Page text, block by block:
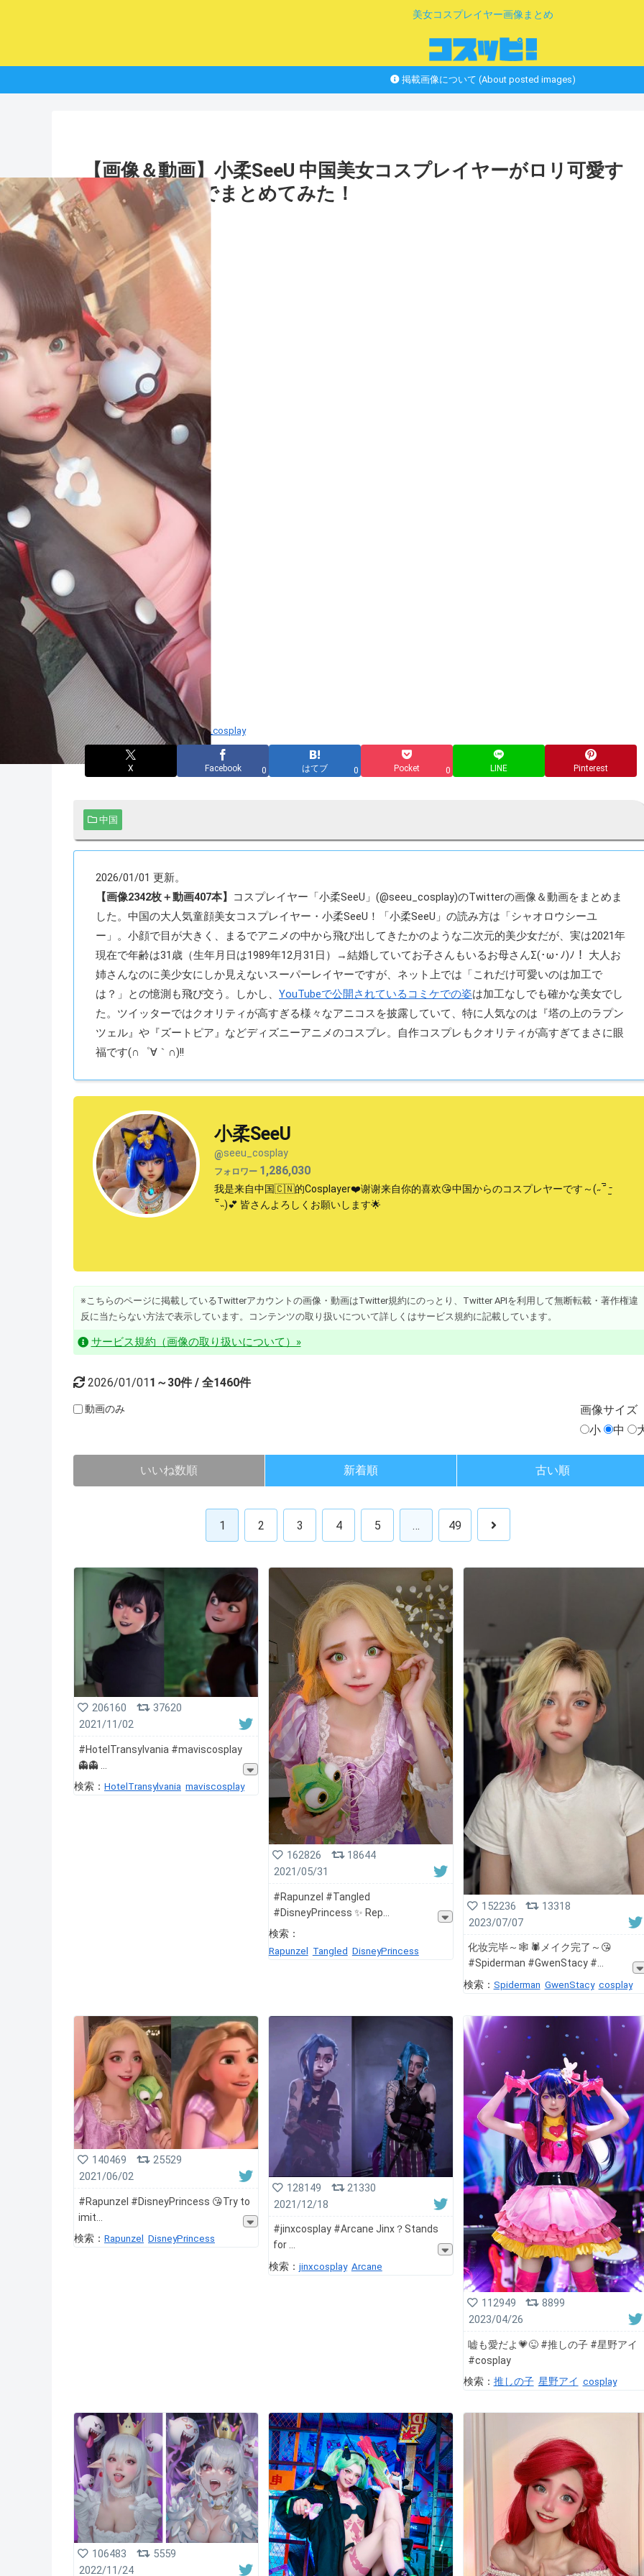
美女コスプレイヤー画像まとめ
掲載画像について (About posted images)
【画像＆動画】小柔SeeU 中国美女コスプレイヤーがロリ可愛す
ぎてヤバいのでまとめてみた！
サムネイル引用：Twitter@seeu_cosplay
X Facebook 0 はてブ 0 Pocket 0 LINE Pinterest
中国
2026/01/01 更新。
【画像2342枚＋動画407本】
コスプレイヤー「小柔SeeU」(@seeu_cosplay)のTwitterの画像＆動画をまとめま
した。中国の大人気童顔美女コスプレイヤー・小柔SeeU！「小柔SeeU」の読み方は「シャオロウシーユ
ー」。小顔で目が大きく、まるでアニメの中から飛び出してきたかのような二次元的美少女だが、実は2021年
現在で年齢は31歳（生年月日は1989年12月31日）→結婚していてお子さんもいるお母さんΣ(･ω･ﾉ)ﾉ！ 大人お
姉さんなのに美少女にしか見えないスーパーレイヤーですが、ネット上では「これだけ可愛いのは加工で
は？」との憶測も飛び交う。しかし、 YouTubeで公開されているコミケでの姿は加工なしでも確かな美女でし
た。ツイッターではクオリティが高すぎる様々なアニコスを披露していて、特に人気なのは『塔の上のラプン
ツェル』や『ズートピア』などディズニーアニメのコスプレ。自作コスプレもクオリティが高すぎてまさに眼
福です(∩゜∀｀∩)!!
小柔SeeU
@seeu_cosplay
フォロワー 1,286,030
我是来自中国🇨🇳的Cosplayer❤️谢谢来自你的喜欢😘中国からのコスプレヤーです～(˶‾᷄ ⁻̫
‾᷅˵)💕 皆さんよろしくお願いします🌟
※こちらのページに掲載しているTwitterアカウントの画像・動画はTwitter規約にのっとり、Twitter APIを利用して無断転載・著作権違
反に当たらない方法で表示しています。コンテンツの取り扱いについて詳しくはサービス規約に記載しています。
サービス規約（画像の取り扱いについて）»
2026/01/011～30件 / 全1460件
動画のみ 画像サイズ
小
中
いいね数順 新着順 古い順
1 2 3 4 5 … 49
206160
37620
2021/11/02
#HotelTransylvania #maviscosplay
👻👻
検索： HotelTransylvania maviscosplay
162826
18644
2021/05/31
#Rapunzel #Tangled
#DisneyPrincess ✨ Rep
検索：
Rapunzel Tangled DisneyPrincess
152236
13318
2023/07/07
化妆完毕～🕸️ 🕷️メイク完了～😘
#Spiderman #GwenStacy #
検索： Spiderman GwenStacy cosplay
140469
25529
2021/06/02
#Rapunzel #DisneyPrincess 😘Try to
imit
検索： Rapunzel DisneyPrincess
128149
21330
2021/12/18
#jinxcosplay #Arcane Jinx？Stands
for
検索： jinxcosplay Arcane
112949
8899
2023/04/26
嘘も愛だよ💗😜 #推しの子 #星野アイ
#cosplay
検索： 推しの子 星野アイ cosplay
106483
5559
2022/11/24